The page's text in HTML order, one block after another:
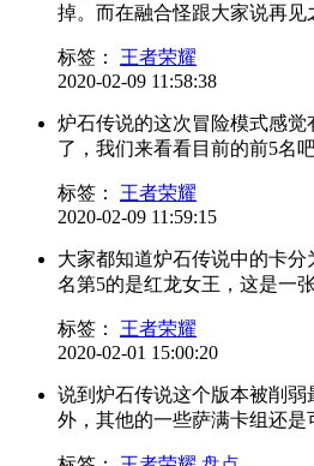
掉。而在融合怪跟大家说再
标签：
王者荣耀
2020-02-09 11:58:38
炉石传说的这次冒险模式感
了，我们来看看目前的前5名
标签：
王者荣耀
2020-02-09 11:59:15
大家都知道炉石传说中的卡
名第5的是红龙女王，这是一
标签：
王者荣耀
2020-02-01 15:00:20
说到炉石传说这个版本被削
外，其他的一些萨满卡组还